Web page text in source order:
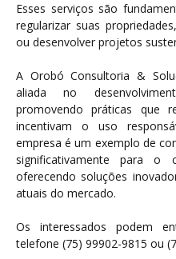
Esses serviços são
regularizar suas
ou desenvolver projetos
A Orobó Consultoria &
aliada no
promovendo práticas que
incentivam o uso
empresa é um exemplo de
significativamente para o
oferecendo soluções
atuais do mercado.
Os interessados podem
telefone (75) 99902-9815 ou